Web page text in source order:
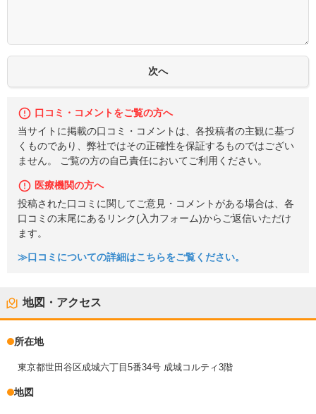
口コミ・コメントをご覧の方へ
当サイトに掲載の口コミ・コメントは、各投稿者の主観に基づ
くものであり、弊社ではその正確性を保証するものではござい
ません。 ご覧の方の自己責任においてご利用ください。
医療機関の方へ
投稿された口コミに関してご意見・コメントがある場合は、各
口コミの末尾にあるリンク(入力フォーム)からご返信いただけ
ます。
≫口コミについての詳細はこちらをご覧ください。
地図・アクセス
所在地
東京都世田谷区成城六丁目5番34号 成城コルティ3階
地図